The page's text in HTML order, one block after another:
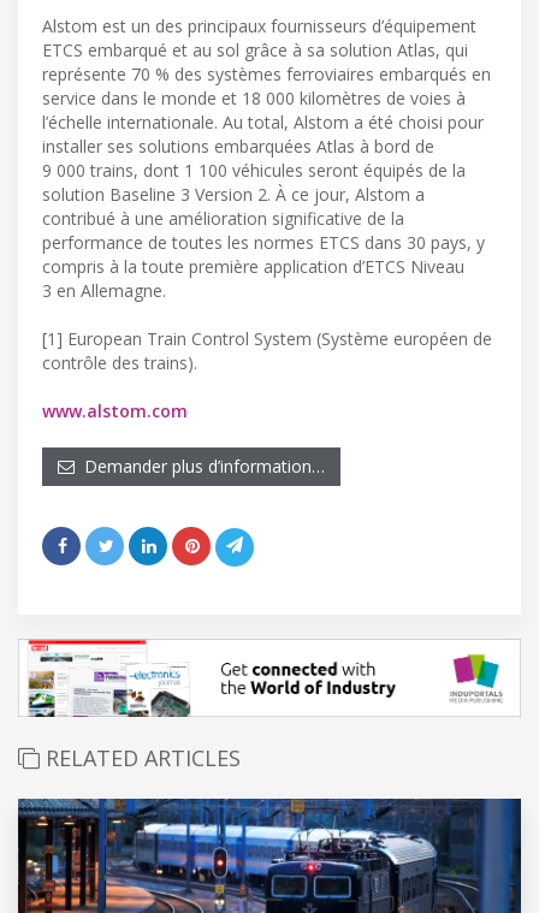
Alstom est un des principaux fournisseurs d’équipement
ETCS embarqué et au sol grâce à sa solution Atlas, qui
représente 70 % des systèmes ferroviaires embarqués en
service dans le monde et 18 000 kilomètres de voies à
l’échelle internationale. Au total, Alstom a été choisi pour
installer ses solutions embarquées Atlas à bord de
9 000 trains, dont 1 100 véhicules seront équipés de la
solution Baseline 3 Version 2. À ce jour, Alstom a
contribué à une amélioration significative de la
performance de toutes les normes ETCS dans 30 pays, y
compris à la toute première application d’ETCS Niveau
3 en Allemagne.
[1] European Train Control System (Système européen de
contrôle des trains).
www.alstom.com
Demander plus d’information…
RELATED ARTICLES